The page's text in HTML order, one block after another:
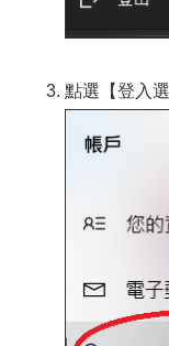
點選【登入